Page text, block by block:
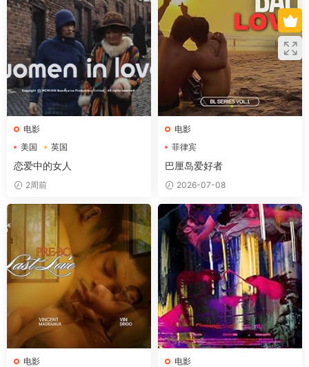
电影
美国
英国
恋爱中的女人
2周前
电影
菲律宾
巴厘岛爱好者
2026-07-08
电影
电影